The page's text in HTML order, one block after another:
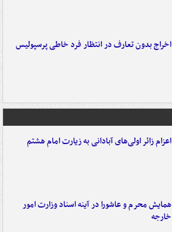
اخراج بدون تعارف در انتظار فرد خاطی پرسپولیس
اعزام زائر اولی‌های آبادانی به زیارت امام هشتم
همایش محرم و عاشورا در آینه اسناد وزارت امور
خارجه